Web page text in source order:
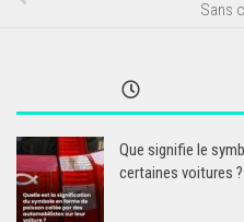
Sans
Que signifie le
certaines voitures ?